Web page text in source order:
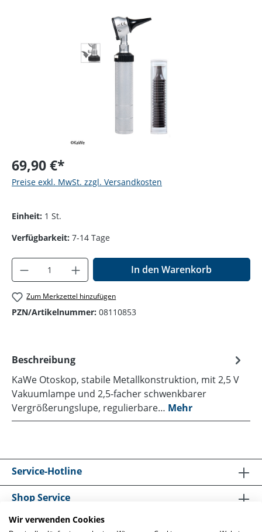
Bildergalerie überspringen
69,90 €*
Preise exkl. MwSt. zzgl. Versandkosten
Einheit: 1 St.
Verfügbarkeit: 7-14 Tage
Produkt Anzahl: Gib den gewünschten
In den Warenkorb
Zum Merkzettel hinzufügen
PZN/Artikelnummer: 08110853
Beschreibung
KaWe Otoskop, stabile Metallkonstruktion, mit 2,5 V
Vakuumlampe und 2,5-facher schwenkbarer
Vergrößerungslupe, regulierbare… Mehr
Service-Hotline
Shop Service
Informationen
Wir verwenden Cookies